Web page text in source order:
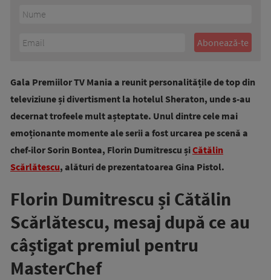
Gala Premiilor TV Mania a reunit personalitățile de top din
televiziune și divertisment la hotelul Sheraton, unde s-au
decernat trofeele mult așteptate. Unul dintre cele mai
emoționante momente ale serii a fost urcarea pe scenă a
chef-ilor Sorin Bontea, Florin Dumitrescu șiCătălin
Scărlătescu, alături de prezentatoarea Gina Pistol.
Florin Dumitrescu și Cătălin
Scărlătescu, mesaj după ce au
câștigat premiul pentru
MasterChef